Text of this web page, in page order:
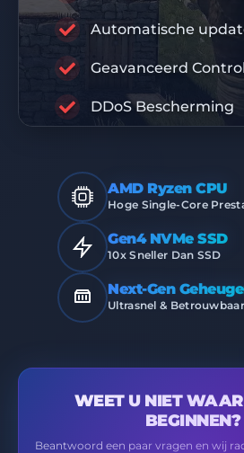
Automatische
Geavanceerd
DDoS Bescherming
PREMIUM
AMD Ryzen CPU
Hoge Single-Core
Gen4 NVMe SSD
10x Sneller Dan SSD
Next-Gen
Ultrasnel & Betrouwbaar
WEET U NIET
BEGINNEN?
Beantwoord een paar vragen en wij